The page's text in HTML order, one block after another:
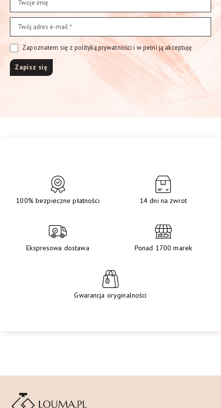
Zapoznałem się z polityką prywatności i w pełni ją akceptuję
100% bezpieczne płatności 14 dni na zwrot
Ekspresowa dostawa Ponad 1700 marek
Gwarancja oryginalności